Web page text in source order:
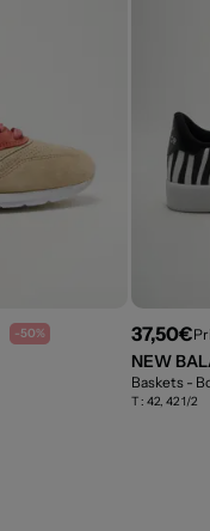
-50% 37,50€
NEW
Baskets -
T : 42, 42 1/2